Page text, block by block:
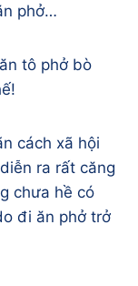
phở…
tô phở bò
cách xã hội
ra rất căng
chưa hề có
đi ăn phở trở